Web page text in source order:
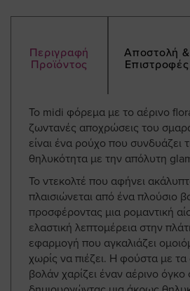
Περιγραφή
Προϊόντος
Αποστολή &
Επιστροφές
Το midi φόρεμα με το αέρινο
ζωντανές αποχρώσεις του
είναι ένα ρούχο που συνδυάζει
θηλυκότητα με την απόλυτη
Το ντεκολτέ που αφήνει
πλαισιώνεται από ένα πλούσιο
προσφέροντας μια ρομαντική
ελαστική λεπτομέρεια στην
εφαρμογή που αγκαλιάζει
χωρίς να πιέζει. Η φούστα με τα
βολάν χαρίζει έναν αέρινο